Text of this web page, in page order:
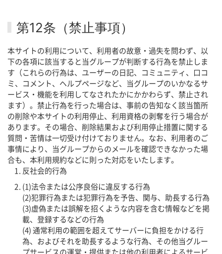
第12条（禁止事項）
本サイトの利用について、利用者の故意・過失を問わず、以
下の各項に該当すると当グループが判断する行為を禁止しま
す（これらの行為は、ユーザーの日記、コミュニティ、口コ
ミ、コメント、ヘルプページなど、当グループのいかなるサ
ービス・機能を利用してなされたかにかかわらず、禁止され
ます）。禁止行為を行った場合は、事前の告知なく該当箇所
の削除や本サイトの利用停止、利用資格の剥奪を行う場合が
あります。その場合、削除結果および利用停止措置に関する
質問・苦情は一切受け付けておりません。なお、利用者のご
事情により、当グループからのメールを確認できなかった場
合も、本利用規約などに則った対応をいたします。
反社会的行為
(1)法令または公序良俗に違反する行為
(2)犯罪行為または犯罪行為を予告、関与、助長する行為
(3)虚偽または誤解を招くような内容を含む情報などを掲
載、登録するなどの行為
(4) 通常利用の範囲を超えてサーバーに負担をかける行
為、およびそれを助長するような行為、その他当グルー
プサービスの運営・提供または他の利用者によるサービ